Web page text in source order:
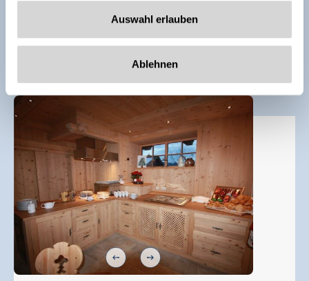
Auswahl erlauben
Ablehnen
141 Ratings
🜉🗔🔮